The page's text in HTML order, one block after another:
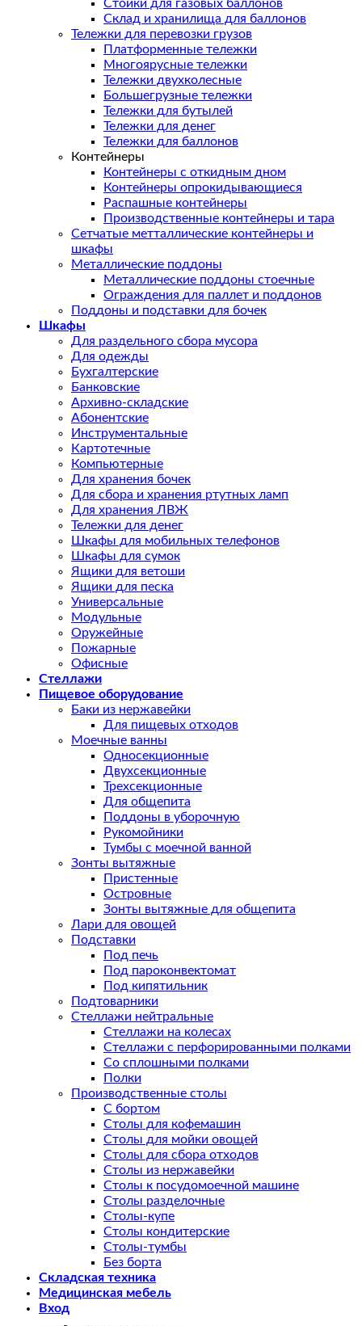
Стойки для газовых баллонов
Склад и хранилища для баллонов
Тележки для перевозки грузов
Платформенные тележки
Многоярусные тележки
Тележки двухколесные
Большегрузные тележки
Тележки для бутылей
Тележки для денег
Тележки для баллонов
Контейнеры
Контейнеры с откидным дном
Контейнеры опрокидывающиеся
Распашные контейнеры
Производственные контейнеры и тара
Сетчатые метталлические контейнеры и
шкафы
Металлические поддоны
Металлические поддоны стоечные
Ограждения для паллет и поддонов
Поддоны и подставки для бочек
Шкафы
Для раздельного сбора мусора
Для одежды
Бухгалтерские
Банковские
Архивно-складские
Абонентские
Инструментальные
Картотечные
Компьютерные
Для хранения бочек
Для сбора и хранения ртутных ламп
Для хранения ЛВЖ
Тележки для денег
Шкафы для мобильных телефонов
Шкафы для сумок
Ящики для ветоши
Ящики для песка
Универсальные
Модульные
Оружейные
Пожарные
Офисные
Стеллажи
Пищевое оборудование
Баки из нержавейки
Для пищевых отходов
Моечные ванны
Односекционные
Двухсекционные
Трехсекционные
Для общепита
Поддоны в уборочную
Рукомойники
Тумбы с моечной ванной
Зонты вытяжные
Пристенные
Островные
Зонты вытяжные для общепита
Лари для овощей
Подставки
Под печь
Под пароконвектомат
Под кипятильник
Подтоварники
Стеллажи нейтральные
Стеллажи на колесах
Стеллажи с перфорированными полками
Со сплошными полками
Полки
Производственные столы
С бортом
Столы для кофемашин
Столы для мойки овощей
Столы для сбора отходов
Столы из нержавейки
Столы к посудомоечной машине
Столы разделочные
Столы-купе
Столы кондитерские
Столы-тумбы
Без борта
Складская техника
Медицинская мебель
Вход